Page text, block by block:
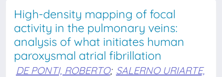
High-density mapping of focal
activity in the pulmonary veins:
analysis of what initiates human
paroxysmal atrial fibrillation
DE PONTI, ROBERTO; SALERNO URIARTE,